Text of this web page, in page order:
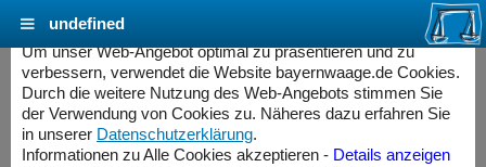
SARTORIUS Quintix® Pro QTX324IMU-1CEU
Analysenwaage - Geeichte Ausführung
Cookie Einstellungen - bayernwaage.de
Um unser Web-Angebot optimal zu präsentieren und zu
verbessern, verwendet die Website bayernwaage.de Cookies.
Durch die weitere Nutzung des Web-Angebots stimmen Sie
der Verwendung von Cookies zu. Näheres dazu erfahren Sie
in unserer Datenschutzerklärung.
Informationen zu Alle Cookies akzeptieren - Details anzeigen
undefined